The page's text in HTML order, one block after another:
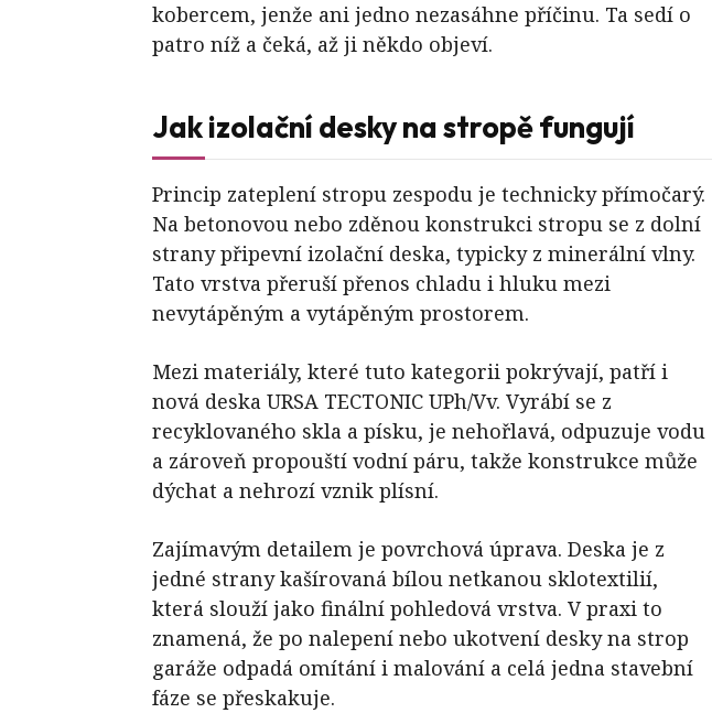
kobercem, jenže ani jedno nezasáhne příčinu. Ta sedí o
patro níž a čeká, až ji někdo objeví.
Jak izolační desky na stropě fungují
Princip zateplení stropu zespodu je technicky přímočarý.
Na betonovou nebo zděnou konstrukci stropu se z dolní
strany připevní izolační deska, typicky z minerální vlny.
Tato vrstva přeruší přenos chladu i hluku mezi
nevytápěným a vytápěným prostorem.
Mezi materiály, které tuto kategorii pokrývají, patří i
nová deska URSA TECTONIC UPh/Vv. Vyrábí se z
recyklovaného skla a písku, je nehořlavá, odpuzuje vodu
a zároveň propouští vodní páru, takže konstrukce může
dýchat a nehrozí vznik plísní.
Zajímavým detailem je povrchová úprava. Deska je z
jedné strany kašírovaná bílou netkanou sklotextilií,
která slouží jako finální pohledová vrstva. V praxi to
znamená, že po nalepení nebo ukotvení desky na strop
garáže odpadá omítání i malování a celá jedna stavební
fáze se přeskakuje.